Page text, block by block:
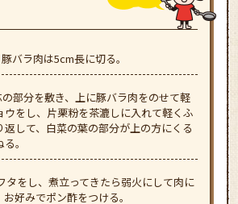
バラ肉は5cm長に切る。
部分を敷き、上に豚バラ肉をのせて軽
ウをし、片栗粉を茶漉しに入れて軽くふ
返して、白菜の葉の部分が上の方にくる
。
タをし、煮立ってきたら弱火にして肉に
好みでポン酢をつける。